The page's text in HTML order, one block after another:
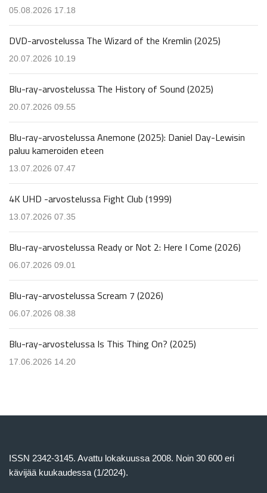
05.08.2026 17.18
DVD-arvostelussa The Wizard of the Kremlin (2025)
20.07.2026 10.19
Blu-ray-arvostelussa The History of Sound (2025)
20.07.2026 09.55
Blu-ray-arvostelussa Anemone (2025): Daniel Day-Lewisin
paluu kameroiden eteen
13.07.2026 07.47
4K UHD -arvostelussa Fight Club (1999)
13.07.2026 07.35
Blu-ray-arvostelussa Ready or Not 2: Here I Come (2026)
06.07.2026 09.01
Blu-ray-arvostelussa Scream 7 (2026)
06.07.2026 08.38
Blu-ray-arvostelussa Is This Thing On? (2025)
17.06.2026 14.20
ISSN 2342-3145. Avattu lokakuussa 2008. Noin 30 600 eri
kävijää kuukaudessa (1/2024).